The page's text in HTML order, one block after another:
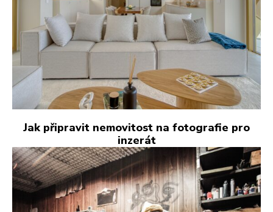
Jak připravit nemovitost na fotografie pro
inzerát